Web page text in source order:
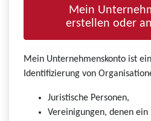
Mein
erstellen oder
Mein Unternehmenskonto ist
Identifizierung von
Juristische Personen,
Vereinigungen, denen ein